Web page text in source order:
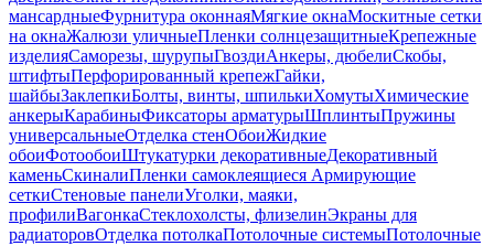
мансардныеФурнитура оконнаяМягкие окнаМоскитные сетки
на окнаЖалюзи уличныеПленки солнцезащитныеКрепежные
изделияСаморезы, шурупыГвоздиАнкеры, дюбелиСкобы,
штифтыПерфорированный крепежГайки,
шайбыЗаклепкиБолты, винты, шпилькиХомутыХимические
анкерыКарабиныФиксаторы арматурыШплинтыПружины
универсальныеОтделка стенОбоиЖидкие
обоиФотообоиШтукатурки декоративныеДекоративный
каменьСкиналиПленки самоклеящиеся Армирующие
сеткиСтеновые панелиУголки, маяки,
профилиВагонкаСтеклохолсты, флизелинЭкраны для
радиаторовОтделка потолкаПотолочные системыПотолочные